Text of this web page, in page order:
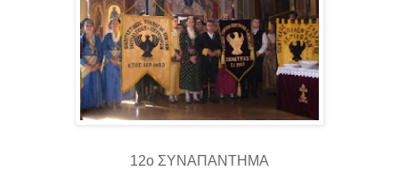
12o ΣΥΝΑΠΑΝΤΗΜΑ